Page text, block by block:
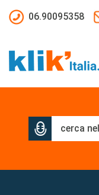
06.90095358